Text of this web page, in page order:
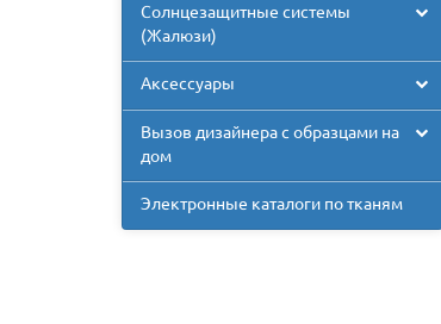
Солнцезащитные системы
(Жалюзи)
Аксессуары
Вызов дизайнера с образцами на
дом
Электронные каталоги по тканям